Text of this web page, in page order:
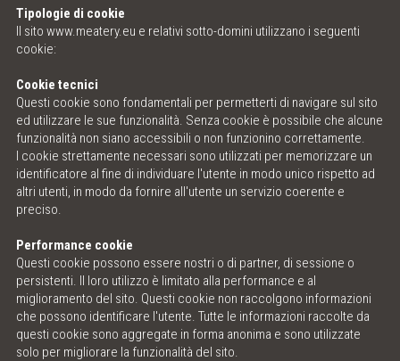
Tipologie di cookie
Il sito www.meatery.eu e relativi sotto-domini utilizzano i seguenti
cookie:
Cookie tecnici
Questi cookie sono fondamentali per permetterti di navigare sul sito
ed utilizzare le sue funzionalità. Senza cookie è possibile che alcune
funzionalità non siano accessibili o non funzionino correttamente.
I cookie strettamente necessari sono utilizzati per memorizzare un
identificatore al fine di individuare l'utente in modo unico rispetto ad
altri utenti, in modo da fornire all'utente un servizio coerente e
preciso.
Performance cookie
Questi cookie possono essere nostri o di partner, di sessione o
persistenti. Il loro utilizzo è limitato alla performance e al
miglioramento del sito. Questi cookie non raccolgono informazioni
che possono identificare l'utente. Tutte le informazioni raccolte da
questi cookie sono aggregate in forma anonima e sono utilizzate
solo per migliorare la funzionalità del sito.